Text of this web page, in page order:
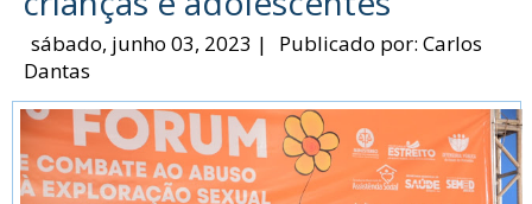
sábado, junho 03, 2023 | Publicado por:Carlos
Dantas